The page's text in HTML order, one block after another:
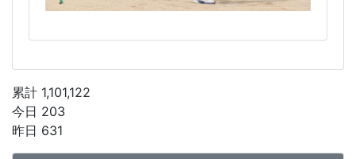
累計 1,101,122
今日 203
昨日 631